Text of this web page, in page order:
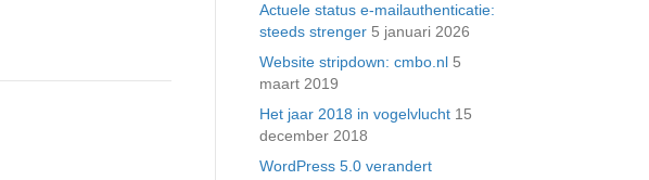
Actuele status e-mailauthenticatie:
steeds strenger 5 januari 2026
Website stripdown: cmbo.nl 5
maart 2019
Het jaar 2018 in vogelvlucht 15
december 2018
WordPress 5.0 verandert